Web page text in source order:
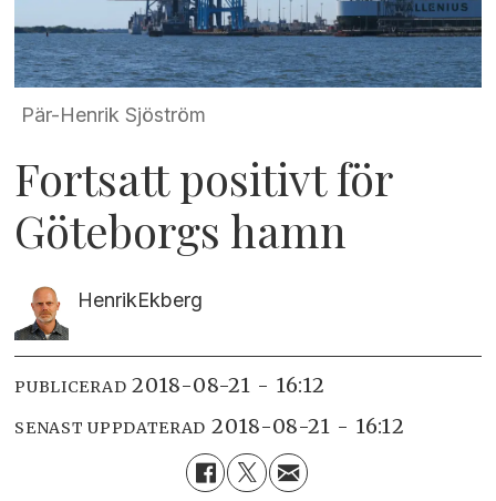
Pär-Henrik Sjöström
Fortsatt positivt för
Göteborgs hamn
HenrikEkberg
PUBLICERAD 2018-08-21 - 16:12
SENAST UPPDATERAD 2018-08-21 - 16:12